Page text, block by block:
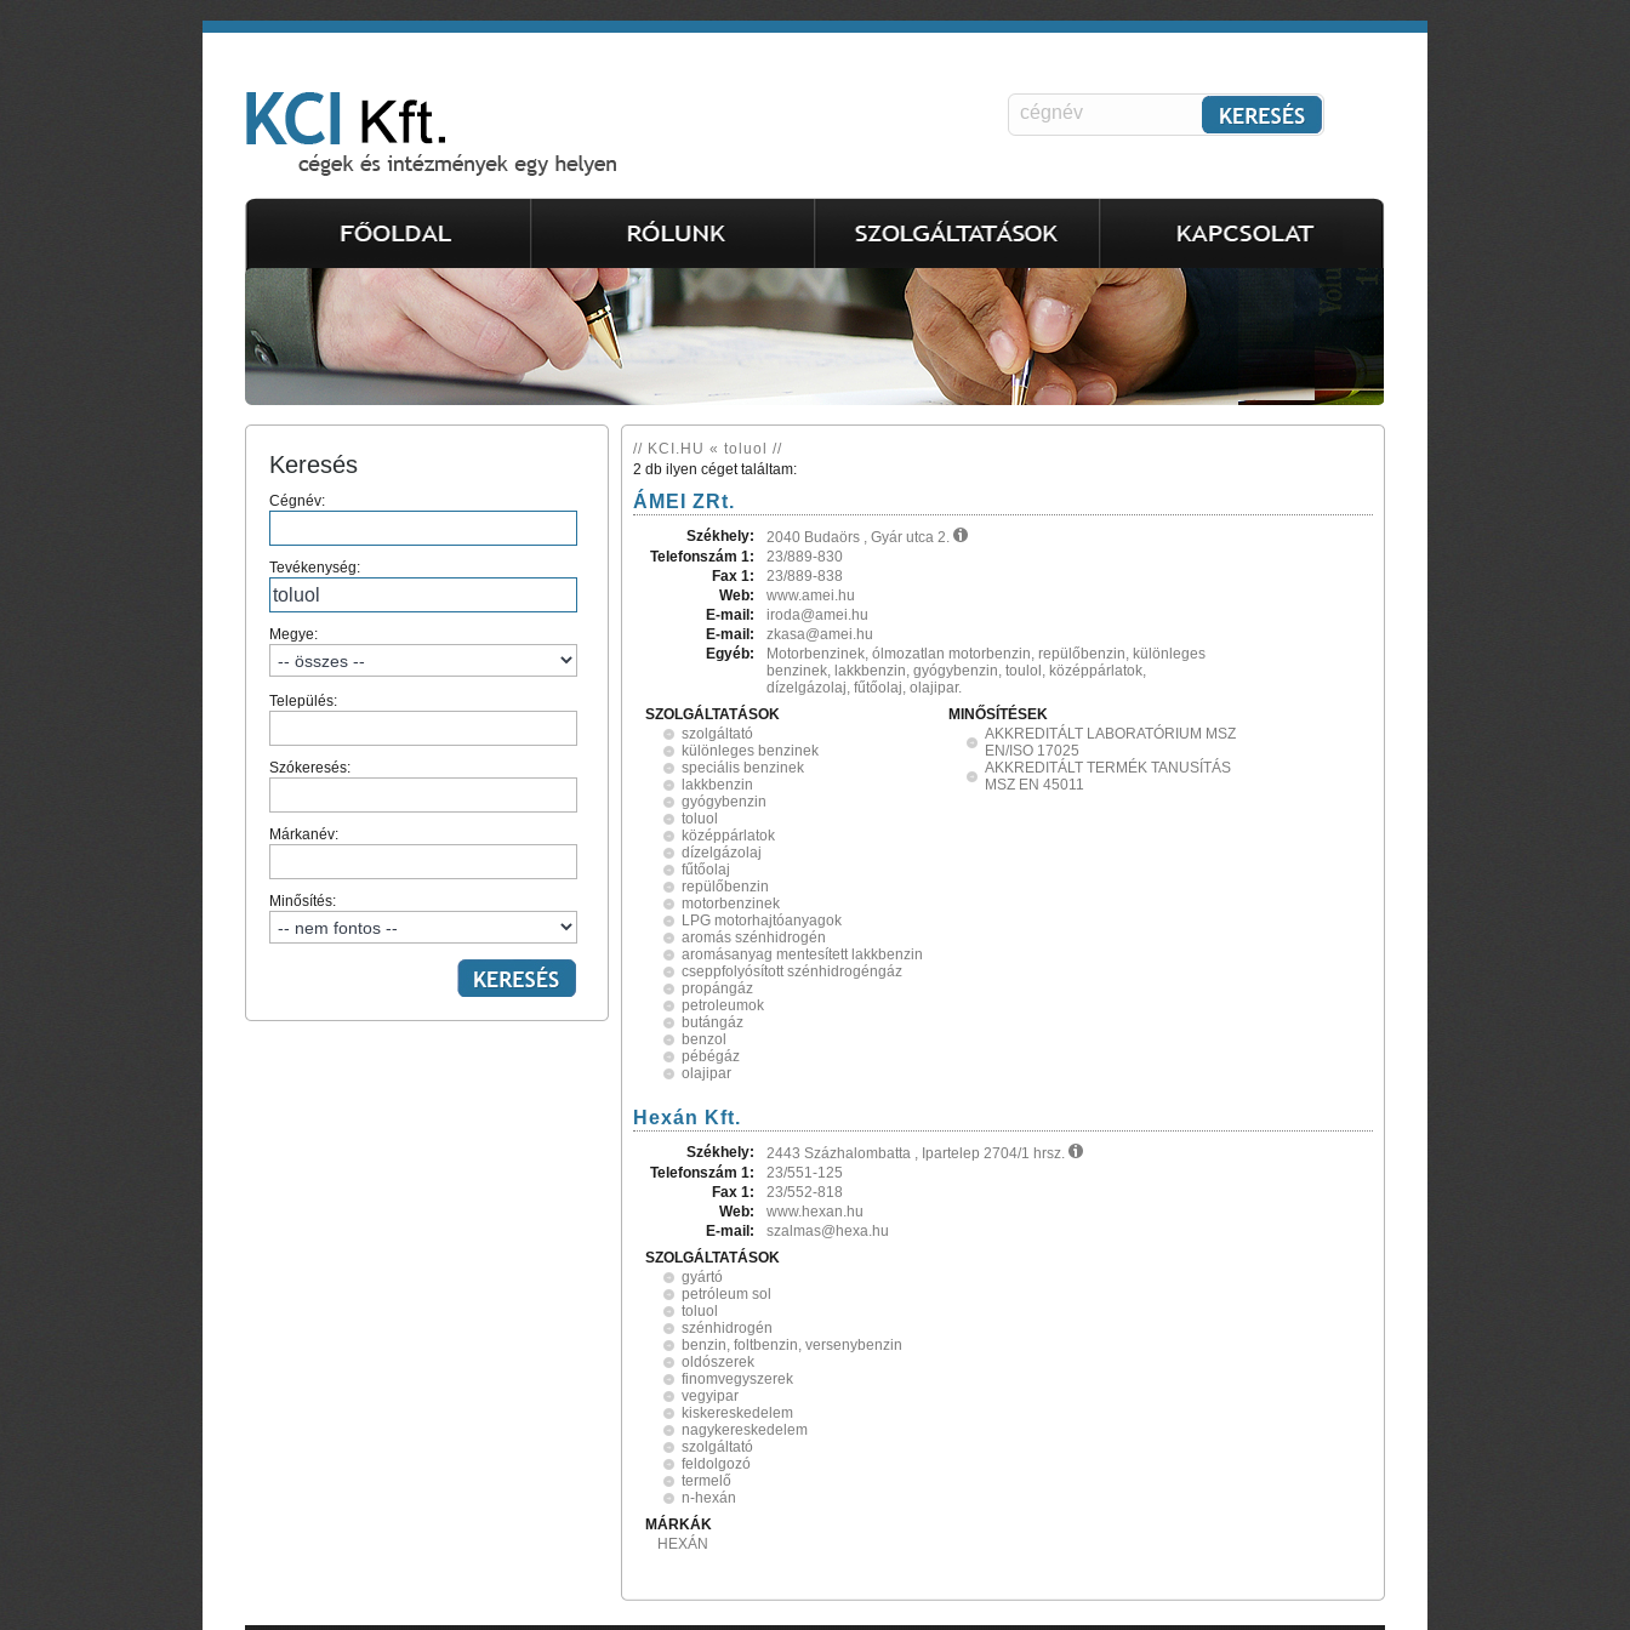
Keresés
Cégnév:
Tevékenység:
Megye:
Település:
Szókeresés:
Márkanév:
Minősítés:
// KCI.HU « toluol //
2 db ilyen céget találtam:
ÁMEI ZRt.
Székhely:
2040 Budaörs , Gyár utca 2.
Telefonszám 1:
23/889-830
Fax 1:
23/889-838
Web:
www.amei.hu
E-mail:
iroda@amei.hu
E-mail:
zkasa@amei.hu
Egyéb:
Motorbenzinek, ólmozatlan motorbenzin, repülőbenzin, különleges
benzinek, lakkbenzin, gyógybenzin, toulol, középpárlatok,
dízelgázolaj, fűtőolaj, olajipar.
SZOLGÁLTATÁSOK
szolgáltató
különleges benzinek
speciális benzinek
lakkbenzin
gyógybenzin
toluol
középpárlatok
dízelgázolaj
fűtőolaj
repülőbenzin
motorbenzinek
LPG motorhajtóanyagok
aromás szénhidrogén
aromásanyag mentesített lakkbenzin
cseppfolyósított szénhidrogéngáz
propángáz
petroleumok
butángáz
benzol
pébégáz
olajipar
MINŐSÍTÉSEK
AKKREDITÁLT LABORATÓRIUM MSZ
EN/ISO 17025
AKKREDITÁLT TERMÉK TANUSÍTÁS
MSZ EN 45011
Hexán Kft.
Székhely:
2443 Százhalombatta , Ipartelep 2704/1 hrsz.
Telefonszám 1:
23/551-125
Fax 1:
23/552-818
Web:
www.hexan.hu
E-mail:
szalmas@hexa.hu
SZOLGÁLTATÁSOK
gyártó
petróleum sol
toluol
szénhidrogén
benzin, foltbenzin, versenybenzin
oldószerek
finomvegyszerek
vegyipar
kiskereskedelem
nagykereskedelem
szolgáltató
feldolgozó
termelő
n-hexán
MÁRKÁK
HEXÁN